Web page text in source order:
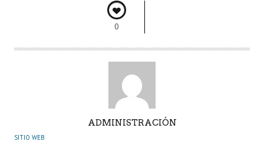
0
U
ADMINISTRACIÓN
SITIO WEB